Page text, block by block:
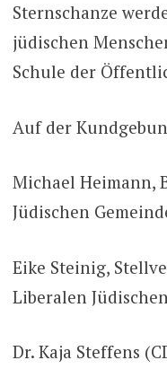
Sternschanze
jüdischen
Schule der
Auf der
Michael Heimann,
Jüdischen
Eike Steinig,
Liberalen
Dr. Kaja Steffens